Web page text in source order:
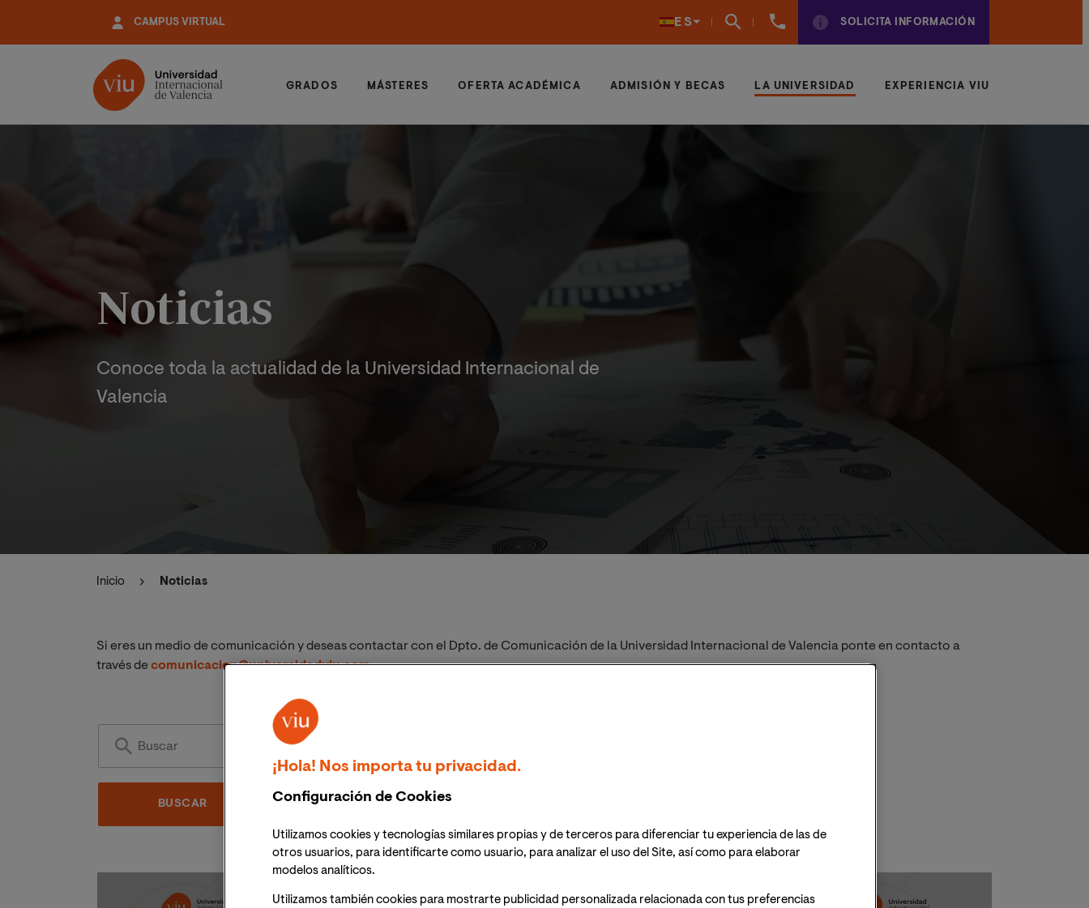
contenido
CAMPUS VIRTUAL ES
960
SOLICITA INFORMACIÓN
GRADOS MÁSTERES OFERTA ACADÉMICA ADMISIÓN Y BECAS LA UNIVERSIDAD EXPERIENCIA VIU
Noticias
Conoce toda la actualidad de la Universidad Internacional de
Valencia
Inicio Noticias
Si eres un medio de comunicación y deseas contactar con el Dpto. de Comunicación de la Universidad Internacional de Valencia ponte en contacto a
través decomunicacion@universidadviu.com
¡Hola! Nos importa tu privacidad.
Configuración de Cookies
Utilizamos cookies y tecnologías similares propias y de terceros para diferenciar tu experiencia de las de
otros usuarios, para identificarte como usuario, para analizar el uso del Site, así como para elaborar
modelos analíticos.
Utilizamos también cookies para mostrarte publicidad personalizada relacionada con tus preferencias